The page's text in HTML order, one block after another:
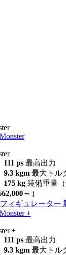
Monster
111 ps 最高出力
9.3 kgm 最大トル
175 kg 装備重量（
～ i
ィギュレーター
Monster +
+
111 ps 最高出力
9.3 kgm 最大トル